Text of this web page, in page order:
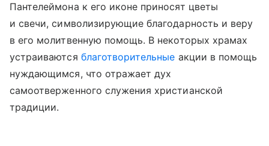
Пантелеймона к его иконе приносят цветы
и свечи, символизирующие благодарность и веру
в его молитвенную помощь. В некоторых храмах
устраиваются благотворительные акции в помощь
нуждающимся, что отражает дух
самоотверженного служения христианской
традиции.